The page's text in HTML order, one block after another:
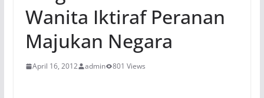
Wanita Iktiraf Peranan
Majukan Negara
April 16, 2012 admin 801 Views